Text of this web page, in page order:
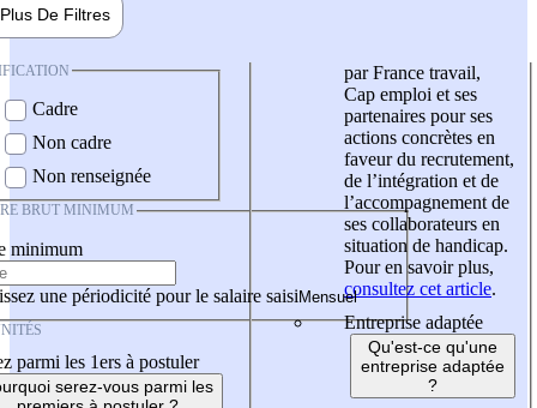
Plus De Filtres
Cadre
Non cadre
Non renseignée
BRUT MINIMUM
minimum
une périodicité pour le salaire saisi
parmi les 1ers à postuler
serez-vous parmi les
par France travail,
Cap emploi et ses
partenaires pour ses
actions concrètes en
faveur du recrutement,
de l’intégration et de
l’accompagnement de
ses collaborateurs en
situation de handicap.
Pour en savoir plus,
consultez cet article.
Entreprise adaptée
Qu'est-ce qu'une
entreprise adaptée
?